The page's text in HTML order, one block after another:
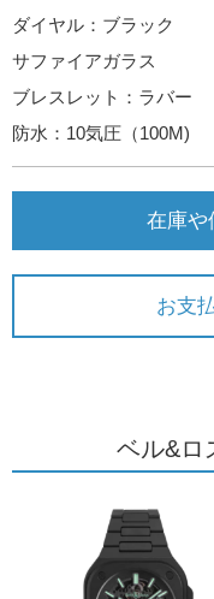
ダイヤル：ブラック
サファイアガラス
ブレスレット：ラバー
防水：10気圧（100M)
在庫や
お支
ベル&ロ